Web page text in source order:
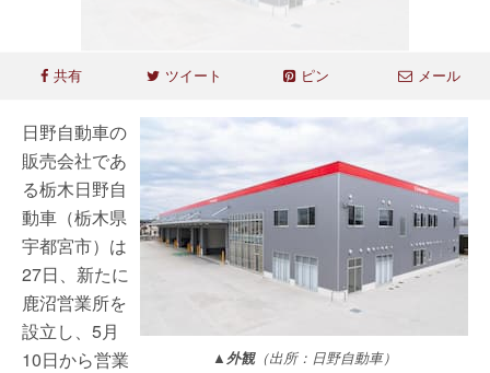
共有 ツイート ピン メール
▲外観（出所：日野自動車）
日野自動車の
販売会社であ
る栃木日野自
動車（栃木県
宇都宮市）は
27日、新たに
鹿沼営業所を
設立し、5月
10日から営業